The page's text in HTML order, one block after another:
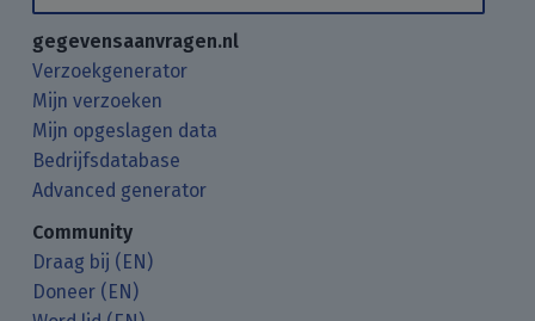
gegevensaanvragen.nl
Verzoekgenerator
Mijn verzoeken
Mijn opgeslagen data
Bedrijfsdatabase
Advanced generator
Community
Draag bij (EN)
Doneer (EN)